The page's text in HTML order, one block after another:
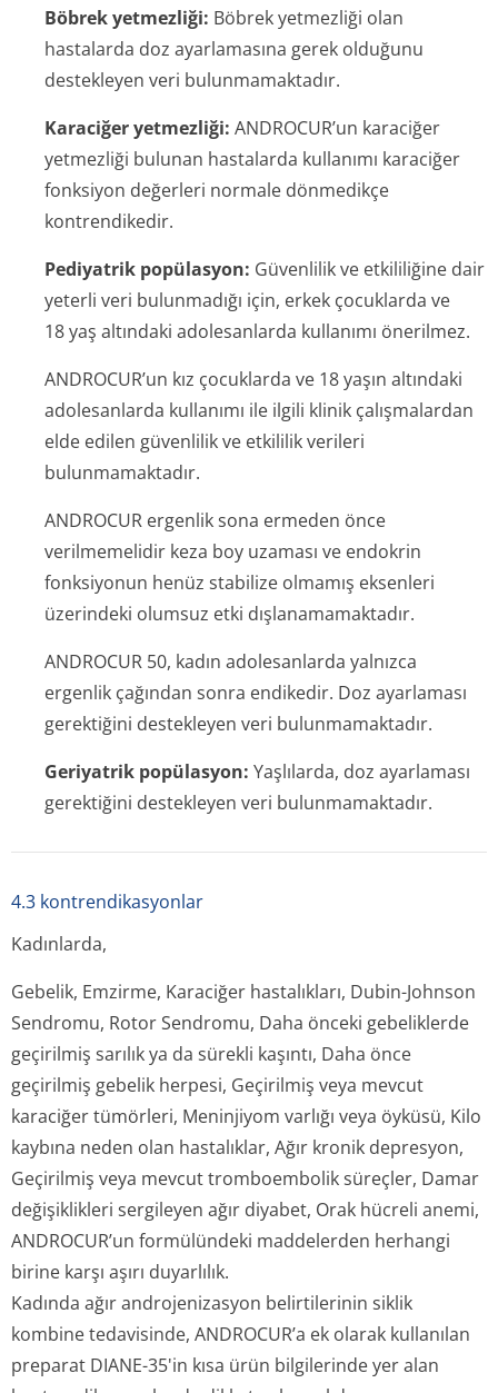
Böbrek yetmezliği: Böbrek yetmezliği olan
hastalarda doz ayarlamasına gerek olduğunu
destekleyen veri bulunmamaktadır.
Karaciğer yetmezliği: ANDROCUR’un karaciğer
yetmezliği bulunan hastalarda kullanımı karaciğer
fonksiyon değerleri normale dönmedikçe
kontrendikedir.
Pediyatrik popülasyon: Güvenlilik ve etkililiğine dair
yeterli veri bulunmadığı için, erkek çocuklarda ve
18 yaş altındaki adolesanlarda kullanımı önerilmez.
ANDROCUR’un kız çocuklarda ve 18 yaşın altındaki
adolesanlarda kullanımı ile ilgili klinik çalışmalardan
elde edilen güvenlilik ve etkililik verileri
bulunmamaktadır.
ANDROCUR ergenlik sona ermeden önce
verilmemelidir keza boy uzaması ve endokrin
fonksiyonun henüz stabilize olmamış eksenleri
üzerindeki olumsuz etki dışlanamamaktadır.
ANDROCUR 50, kadın adolesanlarda yalnızca
ergenlik çağından sonra endikedir. Doz ayarlaması
gerektiğini destekleyen veri bulunmamaktadır.
Geriyatrik popülasyon: Yaşlılarda, doz ayarlaması
gerektiğini destekleyen veri bulunmamaktadır.
4.3 kontrendikasyonlar
Kadınlarda,
Gebelik, Emzirme, Karaciğer hastalıkları, Dubin-Johnson
Sendromu, Rotor Sendromu, Daha önceki gebeliklerde
geçirilmiş sarılık ya da sürekli kaşıntı, Daha önce
geçirilmiş gebelik herpesi, Geçirilmiş veya mevcut
karaciğer tümörleri, Meninjiyom varlığı veya öyküsü, Kilo
kaybına neden olan hastalıklar, Ağır kronik depresyon,
Geçirilmiş veya mevcut tromboembolik süreçler, Damar
değişiklikleri sergileyen ağır diyabet, Orak hücreli anemi,
ANDROCUR’un formülündeki maddelerden herhangi
birine karşı aşırı duyarlılık.
Kadında ağır androjenizasyon belirtilerinin siklik
kombine tedavisinde, ANDROCUR’a ek olarak kullanılan
preparat DIANE-35'in kısa ürün bilgilerinde yer alan